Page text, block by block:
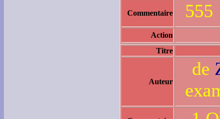
Commentaire 555
Action
Titre
Auteur
de